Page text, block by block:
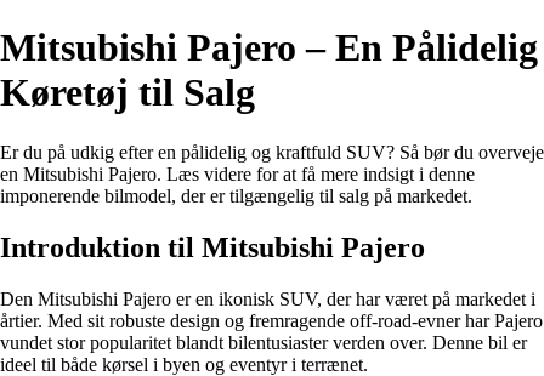
Mitsubishi Pajero – En Pålidelig
Køretøj til Salg
Er du på udkig efter en pålidelig og kraftfuld SUV? Så bør du overveje
en Mitsubishi Pajero. Læs videre for at få mere indsigt i denne
imponerende bilmodel, der er tilgængelig til salg på markedet.
Introduktion til Mitsubishi Pajero
Den Mitsubishi Pajero er en ikonisk SUV, der har været på markedet i
årtier. Med sit robuste design og fremragende off-road-evner har Pajero
vundet stor popularitet blandt bilentusiaster verden over. Denne bil er
ideel til både kørsel i byen og eventyr i terrænet.